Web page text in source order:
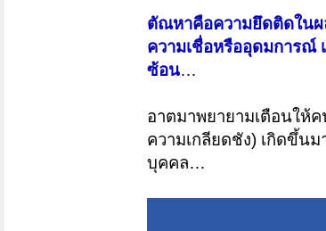
ตัณหาคือความยึดติดใน
ความเชื่อหรืออุดมการณ์
ซ้อน…
อาตมาพยายามเตือนให้
ความเกลียดชัง) เกิดขึ้น
บุคคล…